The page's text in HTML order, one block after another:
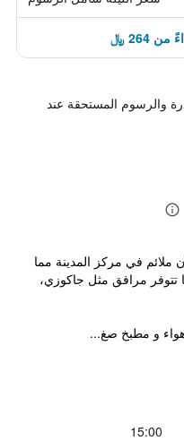
والرسوم المستحقة عند
3 نجوم في مكان ملائم في مركز المدينة مما
تتوفر مرافق مثل جاكوزي،
و مطبخ صغ...
15:00